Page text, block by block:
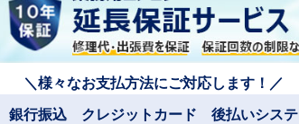
＼様々なお支払方法にご対応します！／
銀行振込 クレジットカード 後払いシステ